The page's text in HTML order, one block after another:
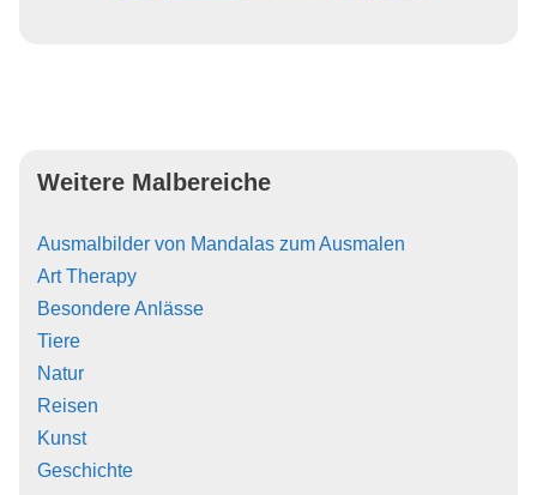
Weitere Malbereiche
Ausmalbilder von Mandalas zum Ausmalen
Art Therapy
Besondere Anlässe
Tiere
Natur
Reisen
Kunst
Geschichte